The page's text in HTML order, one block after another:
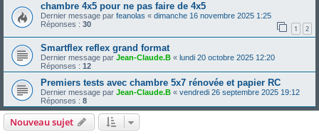
chambre 4x5 pour ne pas faire de 4x5
Dernier message par feanolas « dimanche 16 novembre 2025 1:25
Réponses : 30 1 2
Smartflex reflex grand format
Dernier message par Jean-Claude.B « lundi 20 octobre 2025 12:20
Réponses : 12
Premiers tests avec chambre 5x7 rénovée et papier RC
Dernier message par Jean-Claude.B « vendredi 26 septembre 2025 19:12
Réponses : 8
Nouveau sujet